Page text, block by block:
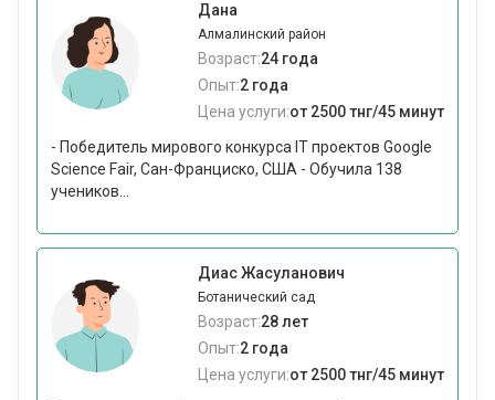
Дана
Алмалинский район
Возраст:24 года
Опыт:2 года
Цена услуги:от 2500 тнг/45 минут
- Победитель мирового конкурса IT проектов Google
Science Fair, Сан-Франциско, США - Обучила 138
учеников...
Диас Жасуланович
Ботанический сад
Возраст:28 лет
Опыт:2 года
Цена услуги:от 2500 тнг/45 минут